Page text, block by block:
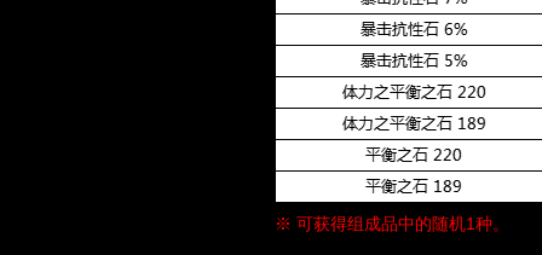
※ 可获得组成品中的随机1种。